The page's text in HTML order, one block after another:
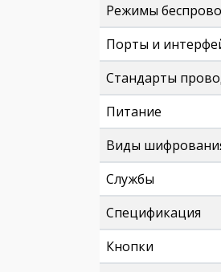
Режимы
Порты и
Стандарты
Питание
Виды
Службы
Спецификация
Кнопки